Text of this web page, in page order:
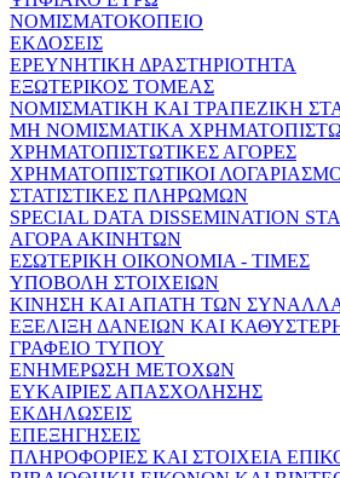
ΝΟΜΙΣΜΑΤΟΚΟΠΕΙΟ
ΕΚΔΟΣΕΙΣ
ΕΡΕΥΝΗΤΙΚΗ ΔΡΑΣΤΗΡΙΟΤΗΤΑ
ΕΞΩΤΕΡΙΚΟΣ ΤΟΜΕΑΣ
ΝΟΜΙΣΜΑΤΙΚΗ ΚΑΙ ΤΡΑΠΕΖΙΚΗ
ΜΗ ΝΟΜΙΣΜΑΤΙΚΑ
ΧΡΗΜΑΤΟΠΙΣΤΩΤΙΚΕΣ ΑΓΟΡΕΣ
ΧΡΗΜΑΤΟΠΙΣΤΩΤΙΚΟΙ
ΣΤΑΤΙΣΤΙΚΕΣ ΠΛΗΡΩΜΩΝ
SPECIAL DATA DISSEMINATION
ΑΓΟΡΑ ΑΚΙΝΗΤΩΝ
ΕΣΩΤΕΡΙΚΗ ΟΙΚΟΝΟΜΙΑ - ΤΙΜΕΣ
ΥΠΟΒΟΛΗ ΣΤΟΙΧΕΙΩΝ
ΚΙΝΗΣΗ ΚΑΙ ΑΠΑΤΗ ΤΩΝ
ΕΞΕΛΙΞΗ ΔΑΝΕΙΩΝ ΚΑΙ
ΓΡΑΦΕΙΟ ΤΥΠΟΥ
ΕΝΗΜΕΡΩΣΗ ΜΕΤΟΧΩΝ
ΕΥΚΑΙΡΙΕΣ ΑΠΑΣΧΟΛΗΣΗΣ
ΕΚΔΗΛΩΣΕΙΣ
ΕΠΕΞΗΓΗΣΕΙΣ
ΠΛΗΡΟΦΟΡΙΕΣ ΚΑΙ ΣΤΟΙΧΕΙΑ